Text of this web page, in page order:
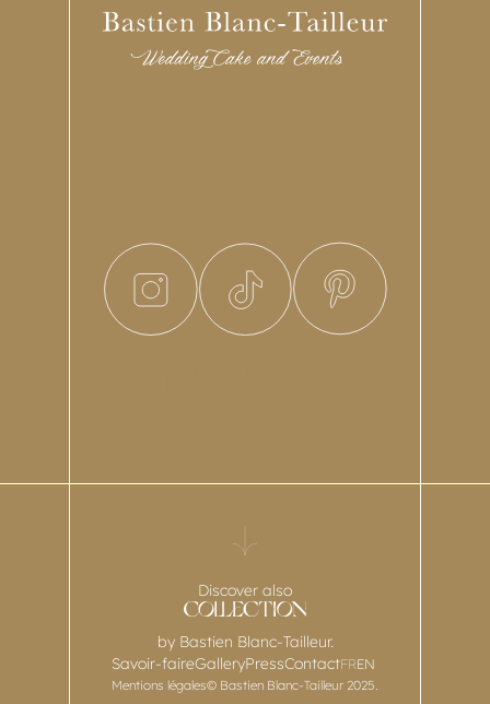
Discover also
by Bastien Blanc-Tailleur.
Savoir-faireGalleryPressContactFREN
Mentions légales© Bastien Blanc-Tailleur 2025.